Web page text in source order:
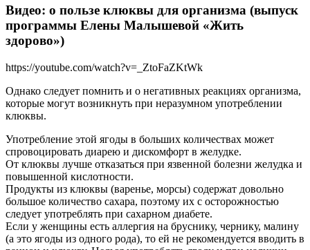
Видео: о пользе клюквы для организма (выпуск
программы Елены Малышевой «Жить
здорово»)
https://youtube.com/watch?v=_ZtoFaZKtWk
Однако следует помнить и о негативных реакциях организма,
которые могут возникнуть при неразумном употреблении
клюквы.
Употребление этой ягоды в больших количествах может
спровоцировать диарею и дискомфорт в желудке.
От клюквы лучше отказаться при язвенной болезни желудка и
повышенной кислотности.
Продукты из клюквы (варенье, морсы) содержат довольно
большое количество сахара, поэтому их с осторожностью
следует употреблять при сахарном диабете.
Если у женщины есть аллергия на бруснику, чернику, малину
(а это ягоды из одного рода), то ей не рекомендуется вводить в